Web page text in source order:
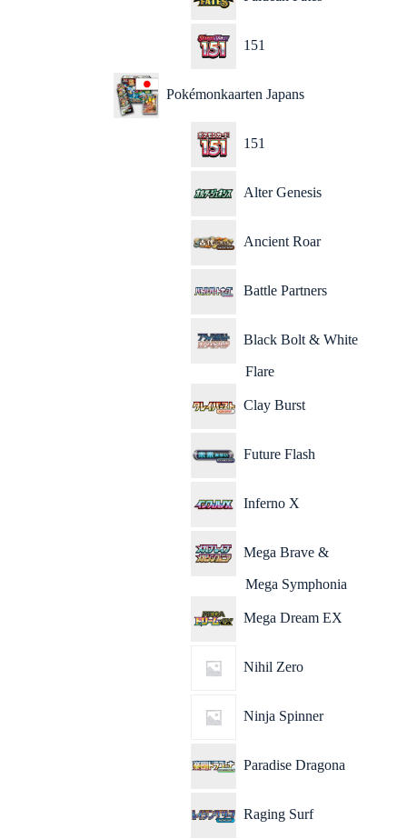
151
Pokémonkaarten Japans
151
Alter Genesis
Ancient Roar
Battle Partners
Black Bolt & White
Flare
Clay Burst
Future Flash
Inferno X
Mega Brave &
Mega Symphonia
Mega Dream EX
Nihil Zero
Ninja Spinner
Paradise Dragona
Raging Surf